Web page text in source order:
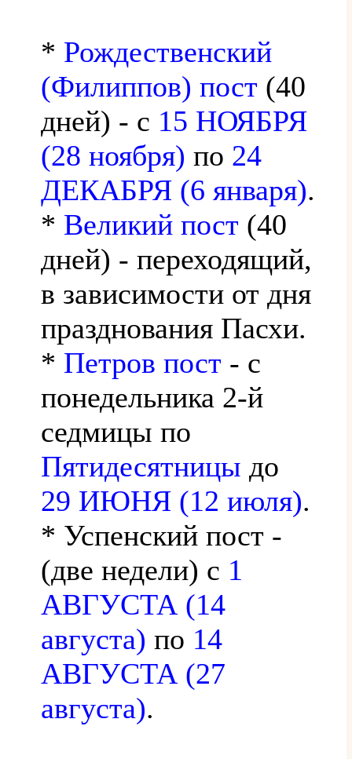
* Рождественский
(Филиппов) пост (40
дней) - с 15 НОЯБРЯ
(28 ноября) по 24
ДЕКАБРЯ (6 января).
* Великий пост (40
дней) - переходящий,
в зависимости от дня
празднования Пасхи.
* Петров пост - с
понедельника 2-й
седмицы по
Пятидесятницы до
29 ИЮНЯ (12 июля).
* Успенский пост -
(две недели) с 1
АВГУСТА (14
августа) по 14
АВГУСТА (27
августа).